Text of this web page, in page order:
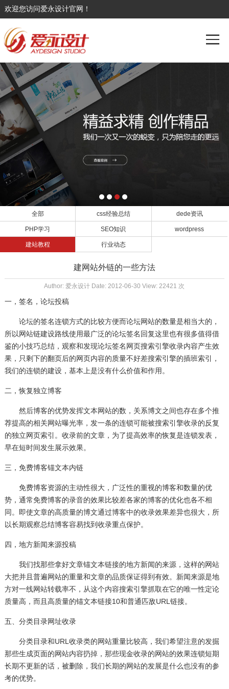
欢迎您访问爱永设计官网！
全部 css经验总结 dede资讯
PHP学习 SEO知识 wordpress
建站教程 行业动态
建网站外链的一些方法
Author: 爱永设计 Date: 2012-06-30 View: 22421 次
一，签名，论坛投稿
论坛的签名连锁方式的比较方便而论坛网站的数量是相当大的，
所以网站链建设路线使用最广泛的论坛签名回复这里也有很多值得借
鉴的小技巧总结，观察和发现论坛签名网页搜索引擎收录内容产生效
果，只剩下的翻页后的网页内容的质量不好差搜索引擎的插班索引，
我们的连锁的建设，基本上是没有什么价值和作用。
二，恢复独立博客
然后博客的优势发挥文本网站的数，关系博文之间也存在多个推
荐提高的相关网站曝光率，发一条的连锁可能被搜索引擎收录的反复
的独立网页索引。收录前的文章，为了提高效率的恢复是连锁发表，
早在短时间发生展示效果。
三，免费博客锚文本内链
免费博客资源的主动性很大，广泛性的重视的博客和数量的优
势，通常免费博客的录音的效果比较差各家的博客的优化也各不相
同。即使文章的高质量的博文通过博客中的收录效果差异也很大，所
以长期观察总结博客容易找到收录重点保护。
四，地方新闻来源投稿
我们找那些拿好文章锚文本链接的地方新闻的来源，这样的网站
大把并且 普遍网站的重量和文章的品质保证得到有效。新闻来源是地
方对一线网站转载率不，从这个内容搜索引擎抓取在它的唯一性定论
质量高，而且高质量的锚文本链接10和普通匹敌URL链接。
五、分类目录网址收录
分类目录和URL收录类的网站重量比较高，我们希望注意的发掘
那些生成页面的网站内容扔掉，那些现金收录的网站的效果连锁短期
长期不更新的话，被删除，我们长期的网站的发展是什么也没有的参
考的优势。